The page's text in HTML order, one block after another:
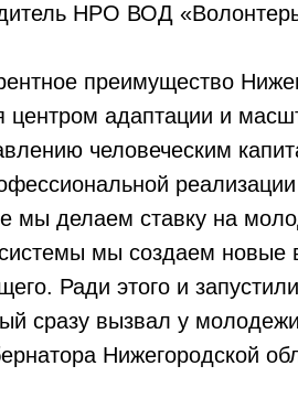
НРО ВОД
преимущество
центром адаптации и
человеческим
мы делаем ставку на
мы создаем новые
Ради этого и
сразу вызвал у
Нижегородской